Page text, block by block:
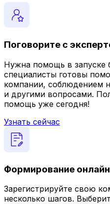
Поговорите с
Нужна помощь в запуске
специалисты готовы
компании, соблюдением
и другими вопросами.
помощь уже сегодня!
Узнать сейчас
Формирование
Зарегистрируйте свою
несколько шагов.